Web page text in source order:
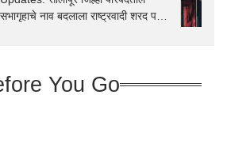
सभागृहाचे नाव बदलाला राष्ट्रवादी शरद पवार
You Go